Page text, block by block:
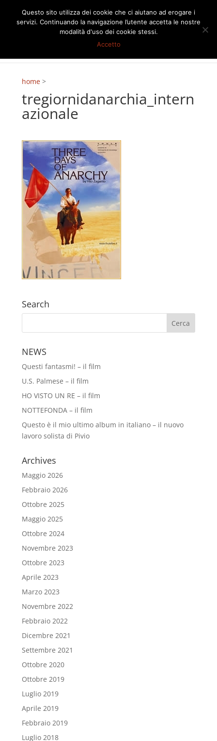
home>
tregiornidanarchia_intern
azionale
Search
NEWS
Questi fantasmi! – il film
U.S. Palmese – il film
HO VISTO UN RE – il film
NOTTEFONDA – il film
Questo è il mio ultimo album in italiano – il nuovo
lavoro solista di Pivio
Archives
Maggio 2026
Febbraio 2026
Ottobre 2025
Maggio 2025
Ottobre 2024
Novembre 2023
Ottobre 2023
Aprile 2023
Marzo 2023
Novembre 2022
Febbraio 2022
Dicembre 2021
Settembre 2021
Ottobre 2020
Ottobre 2019
Luglio 2019
Aprile 2019
Febbraio 2019
Luglio 2018
Questo sito utilizza dei cookie che ci aiutano ad erogare i
servizi. Continuando la navigazione l’utente accetta le nostre
modalità d'uso dei cookie stessi.
Accetto